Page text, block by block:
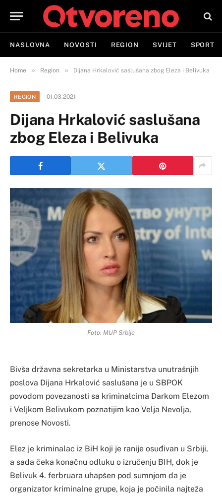
NASLOVNA NOVOSTI REGION SVIJET SPORT
Home » Region » Dijana Hrkalović saslušana zbog Eleza i Belivuka
REGION 01.03.2021
Dijana Hrkalović saslušana
zbog Eleza i Belivuka
Foto: MUP Srbije
Bivša državna sekretarka u Ministarstva unutrašnjih
poslova Dijana Hrkalović saslušana je u SBPOK
povodom povezanosti sa kriminalcima Darkom Elezom
i Veljkom Belivukom poznatijim kao Velja Nevolja,
prenose Novosti.
Elez je kriminalac iz BiH koji je ranije osuđivan u Srbiji,
a sada čeka konačnu odluku o izručenju BIH, dok je
Belivuk 4. ferbruara uhapšen pod sumnjom da je
organizator kriminalne grupe, koja je počinila najteža